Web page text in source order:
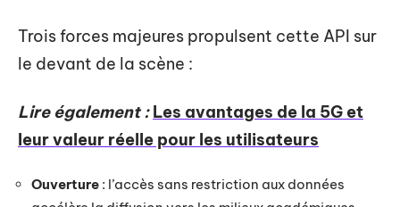
Trois forces majeures propulsent cette API sur
le devant de la scène :
Lire également : Les avantages de la 5G et
leur valeur réelle pour les utilisateurs
Ouverture : l’accès sans restriction aux données